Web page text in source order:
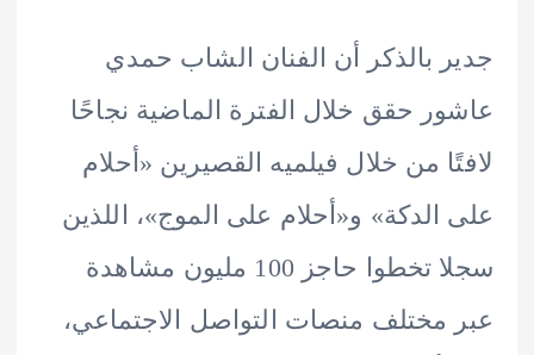
بالذكر أن الفنان الشاب حمدي
حقق خلال الفترة الماضية نجاحًا
من خلال فيلميه القصيرين «أحلام
و«أحلام على الموج»، اللذين
سجلا تخطوا حاجز 100 مليون مشاهدة
مختلف منصات التواصل الاجتماعي،